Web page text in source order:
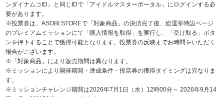
ンダイナムコID」と同じIDで「アイドルマスターポータル」にログインする必
要があります。
※投票券は、ASOBI STOREで「対象商品」の決済完了後、総選挙特設ページ
のプレミアムミッションにて「購入情報を取得」を実行し、「受け取る」ボタ
ンを押下することで獲得可能となります。投票券の反映までお時間をいただく
場合がございます。
※「対象商品」により販売期間は異なります。
※ミッションにより開催期間・達成条件・投票券の獲得タイミングは異なりま
す。
※ミッションチャレンジ期間は2026年7月1日（水）12時00分～ 2026年9月14